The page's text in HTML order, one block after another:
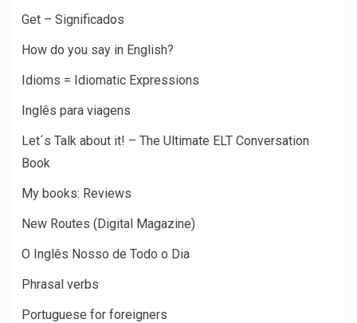
Get – Significados
How do you say in English?
Idioms = Idiomatic Expressions
Inglês para viagens
Let´s Talk about it! – The Ultimate ELT Conversation
Book
My books: Reviews
New Routes (Digital Magazine)
O Inglês Nosso de Todo o Dia
Phrasal verbs
Portuguese for foreigners